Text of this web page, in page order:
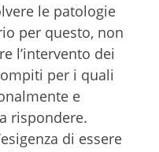
le patologie
per questo, non
l’intervento dei
per i quali
e
rispondere.
di essere